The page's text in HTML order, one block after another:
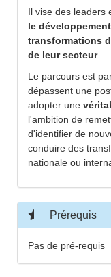
Il vise des leaders
le
transformations
de leur secteur.
Le parcours est
dépassent une
adopter une
l'ambition de
d'identifier de
conduire des
nationale ou
Prérequis
Pas de pré-requis